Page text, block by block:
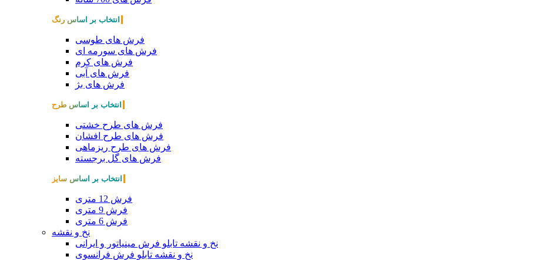
انتخاب بر اساس رنگ
فرش های طوسی
فرش های سورمه ای
فرش های کرم
فرش های آبی
فرش های بژ
انتخاب بر اساس طرح
فرش های طرح خشتی
فرش های طرح افشان
فرش های طرح ریزماهی
فرش های گل برجسته
انتخاب بر اساس سایز
فرش 12 متری
فرش 9 متری
فرش 6 متری
نخ و نقشه
نخ و نقشه تابلو فرش مینیاتور و ایرانی
نخ و نقشه تابلو فرش فرانسوی